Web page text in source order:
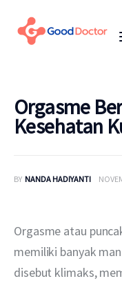
Mengapa
Berita
Orgasme
Kesehatan
BY NANDA HADIYANTI
Orgasme atau
memiliki banyak
disebut klimaks,